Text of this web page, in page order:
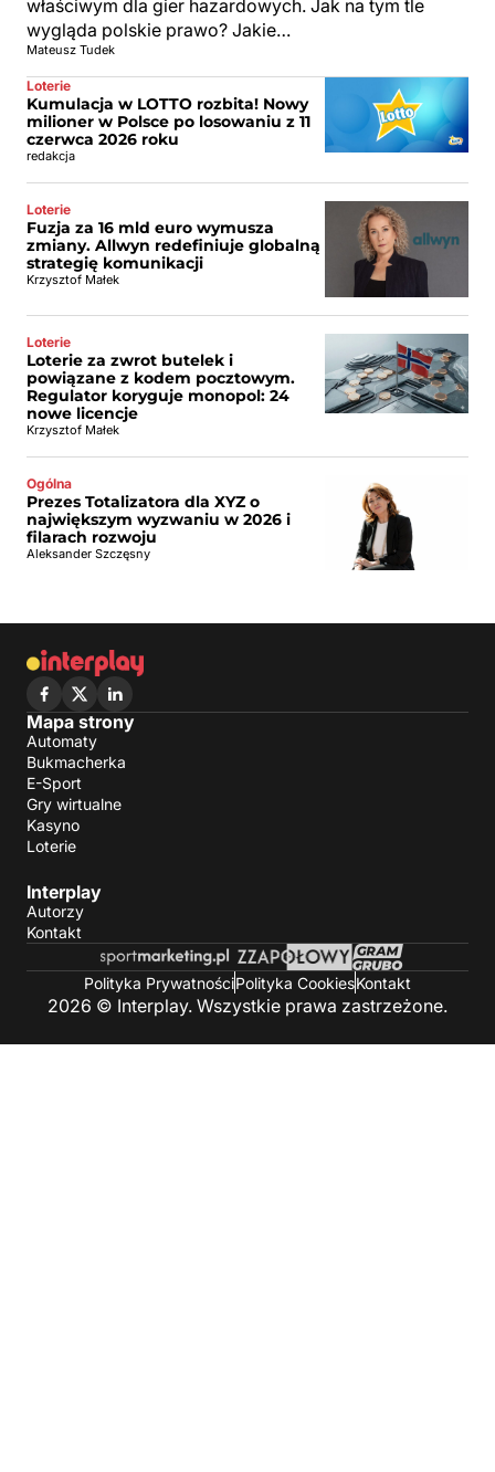
właściwym dla gier hazardowych. Jak na tym tle
wygląda polskie prawo? Jakie…
Mateusz Tudek
Loterie
Kumulacja w LOTTO rozbita! Nowy
milioner w Polsce po losowaniu z 11
czerwca 2026 roku
redakcja
Loterie
Fuzja za 16 mld euro wymusza
zmiany. Allwyn redefiniuje globalną
strategię komunikacji
Krzysztof Małek
Loterie
Loterie za zwrot butelek i
powiązane z kodem pocztowym.
Regulator koryguje monopol: 24
nowe licencje
Krzysztof Małek
Ogólna
Prezes Totalizatora dla XYZ o
największym wyzwaniu w 2026 i
filarach rozwoju
Aleksander Szczęsny
Mapa strony
Automaty
Bukmacherka
E-Sport
Gry wirtualne
Kasyno
Loterie
Interplay
Autorzy
Kontakt
Polityka PrywatnościPolityka CookiesKontakt
2026 © Interplay. Wszystkie prawa zastrzeżone.